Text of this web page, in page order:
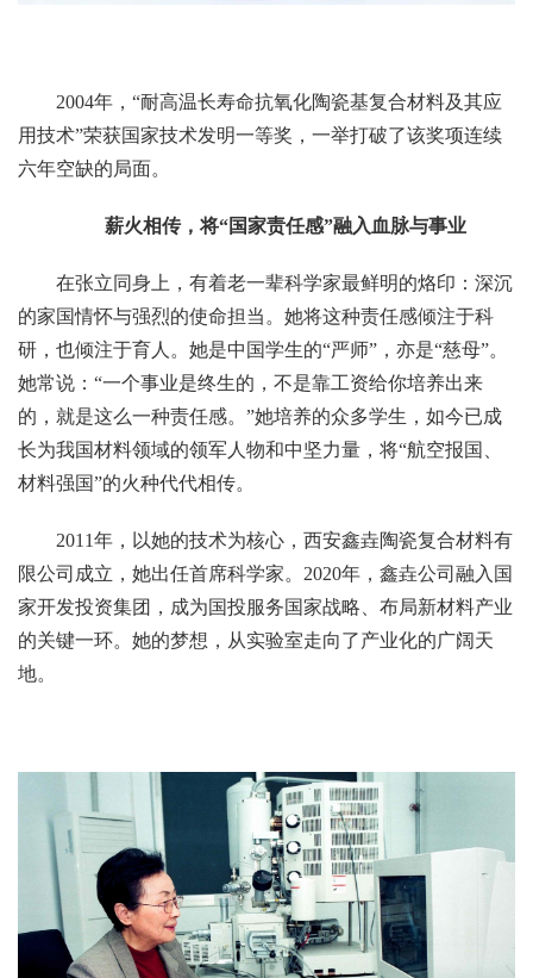
2004年，“耐高温长寿命抗氧化陶瓷基复合材料及其应
用技术”荣获国家技术发明一等奖，一举打破了该奖项连续
六年空缺的局面。
薪火相传，将“国家责任感”融入血脉与事业
在张立同身上，有着老一辈科学家最鲜明的烙印：深沉
的家国情怀与强烈的使命担当。她将这种责任感倾注于科
研，也倾注于育人。她是中国学生的“严师”，亦是“慈母”。
她常说：“一个事业是终生的，不是靠工资给你培养出来
的，就是这么一种责任感。”她培养的众多学生，如今已成
长为我国材料领域的领军人物和中坚力量，将“航空报国、
材料强国”的火种代代相传。
2011年，以她的技术为核心，西安鑫垚陶瓷复合材料有
限公司成立，她出任首席科学家。2020年，鑫垚公司融入国
家开发投资集团，成为国投服务国家战略、布局新材料产业
的关键一环。她的梦想，从实验室走向了产业化的广阔天
地。